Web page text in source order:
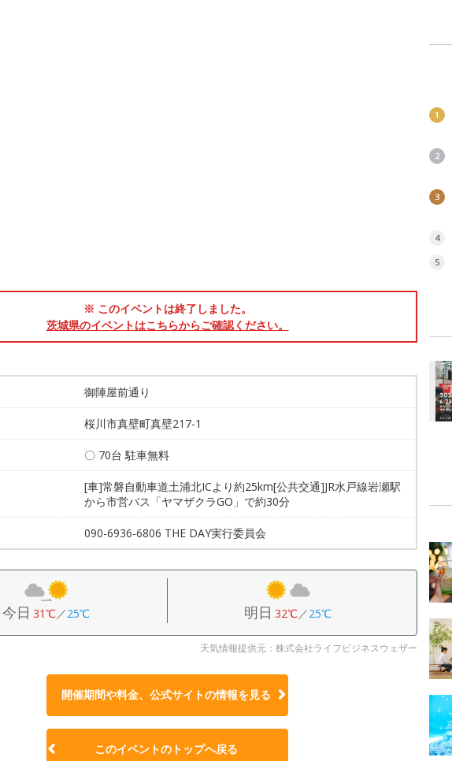
※ このイベントは終了しました。
茨城県のイベントはこちらからご確認ください。
御陣屋前通り
桜川市真壁町真壁217-1
〇 70台 駐車無料
[車]常磐自動車道土浦北ICより約25km[公共交通]JR水戸線岩瀬駅
から市営バス「ヤマザクラGO」で約30分
090-6936-6806 THE DAY実行委員会
今日 31℃／25℃ 明日 32℃／25℃
天気情報提供元：株式会社ライフビジネスウェザー
開催期間や料金、公式サイトの情報を見る
このイベントのトップへ戻る
1
2
3
4
5